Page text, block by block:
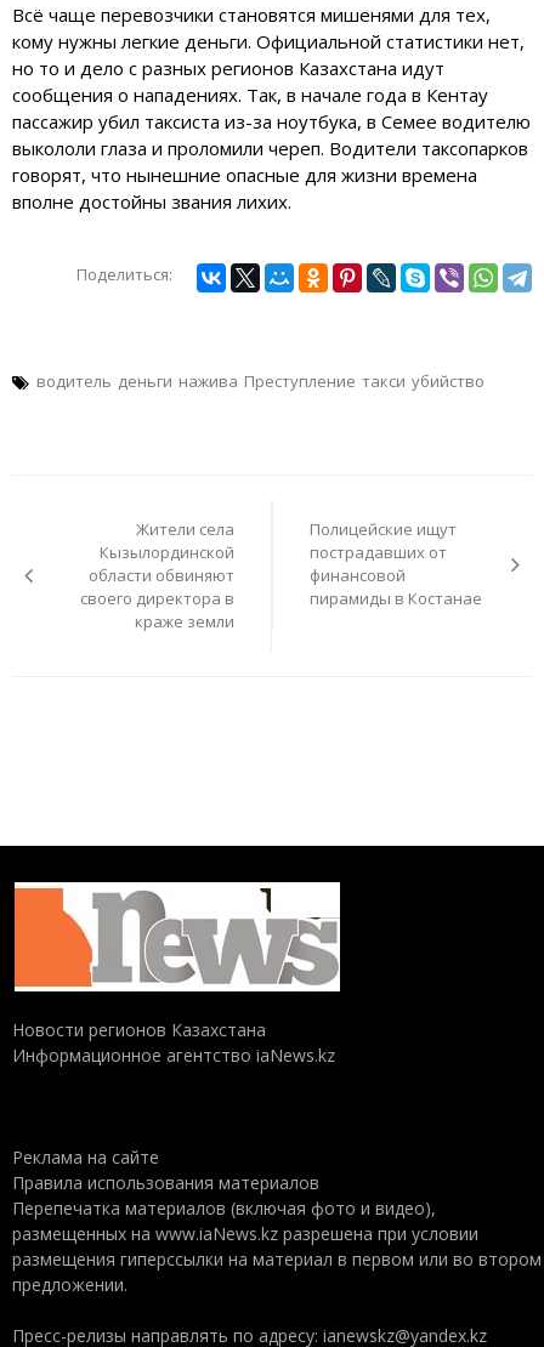
Всё чаще перевозчики становятся мишенями для тех,
кому нужны легкие деньги. Официальной статистики нет,
но то и дело с разных регионов Казахстана идут
сообщения о нападениях. Так, в начале года в Кентау
пассажир убил таксиста из-за ноутбука, в Семее водителю
выкололи глаза и проломили череп. Водители таксопарков
говорят, что нынешние опасные для жизни времена
вполне достойны звания лихих.
Поделиться:
водитель деньги нажива Преступление такси убийство
Жители села
Кызылординской
области обвиняют
своего директора в
краже земли
Полицейские ищут
пострадавших от
финансовой
пирамиды в Костанае
Новости регионов Казахстана
Информационное агентство iaNews.kz
Реклама на сайте
Правила использования материалов
Перепечатка материалов (включая фото и видео),
размещенных на www.iaNews.kz разрешена при условии
размещения гиперссылки на материал в первом или во втором
предложении.
Пресс-релизы направлять по адресу: ianewskz@yandex.kz